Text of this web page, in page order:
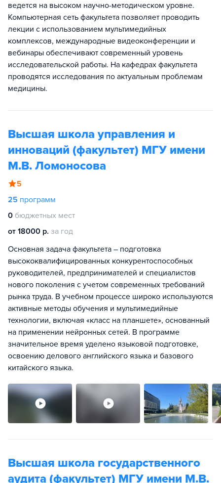
ведется на высоком научно-методическом уровне.
Компьютерная сеть факультета позволяет проводить
лекции с использованием мультимедийных
комплексов, международные видеоконференции и
вебинары обеспечивают современный уровень
исследовательской работы. На кафедрах факультета
проводятся исследования по актуальным проблемам
медицины.
Высшая школа управления и
инноваций (факультет) МГУ имени
М.В. Ломоносова
5
25 программ
0 бюджетных мест
от 18000 р. за год
Основная задача факультета – подготовка
высококвалифицированных конкурентоспособных
руководителей, предпринимателей и специалистов
нового поколения с учетом современных требований
рынка труда. В учебном процессе широко используются
активные методы обучения и мультимедийные
технологии, включая «класс на планшете», основанный
на применении нейронных сетей. В программе
значительное время уделено языковой подготовке,
освоению делового английского языка и базового
китайского языка.
Высшая школа государственного
аудита (факультет) МГУ имени М.В.